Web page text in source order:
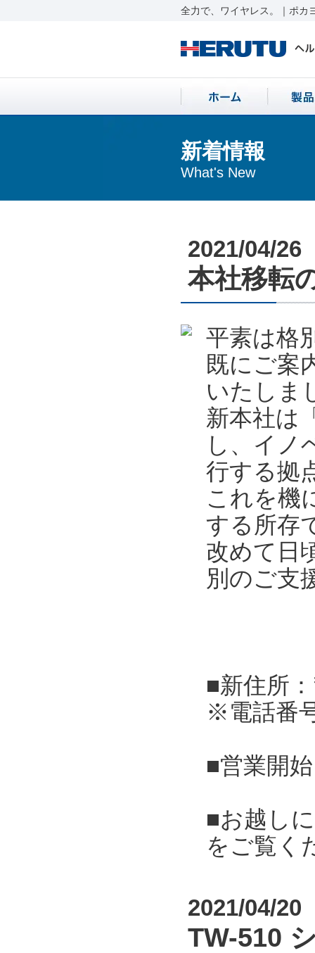
全力で、ワイヤレス。｜ポカ
新着情報
What's New
2021/04/26
本社移転
平素は格
既にご案
いたしま
新本社は
し、イノ
行する拠
これを機
する所存
改めて日
別のご支
■新住所
※電話番
■営業開
■お越し
をご覧く
2021/04/20
TW-510